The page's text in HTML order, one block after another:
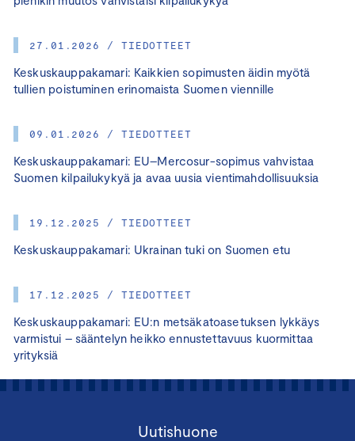
27.01.2026 / TIEDOTTEET
Keskuskauppakamari: Kaikkien sopimusten äidin myötä
tullien poistuminen erinomaista Suomen viennille
09.01.2026 / TIEDOTTEET
Keskuskauppakamari: EU–Mercosur-sopimus vahvistaa
Suomen kilpailukykyä ja avaa uusia vientimahdollisuuksia
19.12.2025 / TIEDOTTEET
Keskuskauppakamari: Ukrainan tuki on Suomen etu
17.12.2025 / TIEDOTTEET
Keskuskauppakamari: EU:n metsäkatoasetuksen lykkäys
varmistui – sääntelyn heikko ennustettavuus kuormittaa
yrityksiä
Uutishuone